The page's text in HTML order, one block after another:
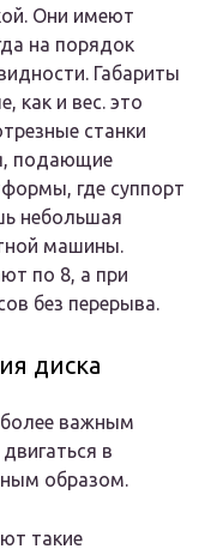
Они имеют
на порядок
Габариты
как и вес. это
станки
подающие
где суппорт
небольшая
машины.
по 8, а при
без перерыва.
диска
важным
в
образом.
такие